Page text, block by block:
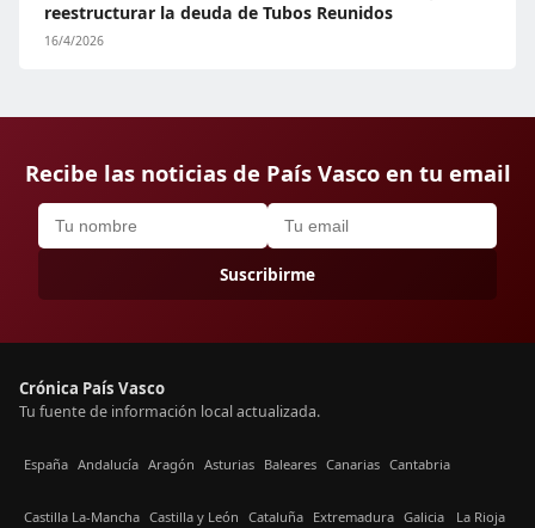
reestructurar la deuda de Tubos Reunidos
16/4/2026
Recibe las noticias de País Vasco en tu email
Suscribirme
Crónica País Vasco
Tu fuente de información local actualizada.
España Andalucía Aragón Asturias Baleares Canarias Cantabria
Castilla La-Mancha Castilla y León Cataluña Extremadura Galicia La Rioja